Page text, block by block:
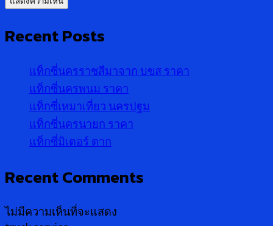
Recent Posts
แท็กซี่นครราชสีมาจาก บขส ราคา
แท็กซี่นครพนม ราคา
แท็กซี่เหมาเที่ยว นครปฐม
แท็กซี่นครนายก ราคา
แท็กซี่มิเตอร์ ตาก
Recent Comments
ไม่มีความเห็นที่จะแสดง